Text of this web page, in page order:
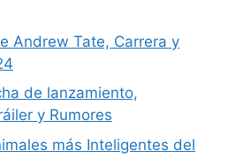
Andrew Tate, Carrera y
de lanzamiento,
y Rumores
más Inteligentes del